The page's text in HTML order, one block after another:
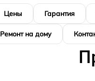
Цены Гарантия
Ремонт на дому